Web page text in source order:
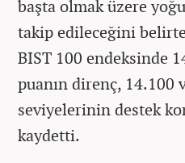
başta olmak üzere
takip edileceğini
BIST 100 endeksinde
puanın direnç, 14.100
seviyelerinin destek
kaydetti.